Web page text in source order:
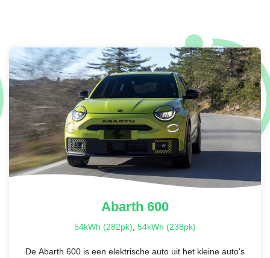
Abarth 600
54kWh (282pk), 54kWh (238pk)
De Abarth 600 is een elektrische auto uit het kleine auto's